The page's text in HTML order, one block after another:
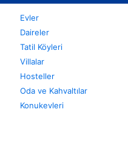
Evler
Daireler
Tatil Köyleri
Villalar
Hosteller
Oda ve Kahvaltılar
Konukevleri